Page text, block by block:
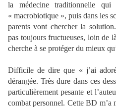
la médecine traditionnelle
« macrobiotique », puis dans les
parents vont chercher la
pas toujours fructueuses, loin de
cherche à se protéger du mieux
Difficile de dire que « j’ai
dérangée. Très dure dans ces
particulièrement pesante et
combat personnel. Cette BD m’a